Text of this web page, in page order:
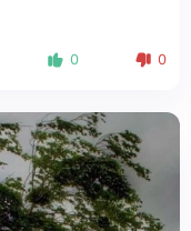
0 0